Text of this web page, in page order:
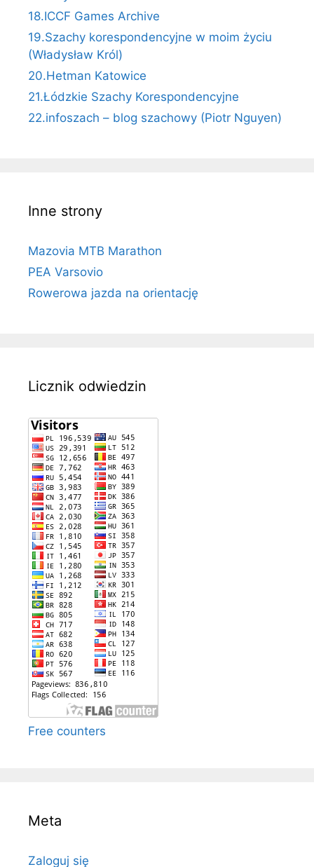
18.ICCF Games Archive
19.Szachy korespondencyjne w moim życiu
(Władysław Król)
20.Hetman Katowice
21.Łódzkie Szachy Korespondencyjne
22.infoszach – blog szachowy (Piotr Nguyen)
Inne strony
Mazovia MTB Marathon
PEA Varsovio
Rowerowa jazda na orientację
Licznik odwiedzin
Free counters
Meta
Zaloguj się